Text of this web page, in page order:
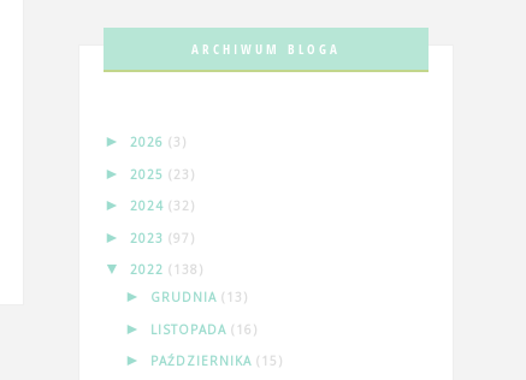
ARCHIWUM BLOGA
► 2026 (3)
► 2025 (23)
► 2024 (32)
► 2023 (97)
▼ 2022 (138)
► GRUDNIA (13)
► LISTOPADA (16)
► PAŹDZIERNIKA (15)